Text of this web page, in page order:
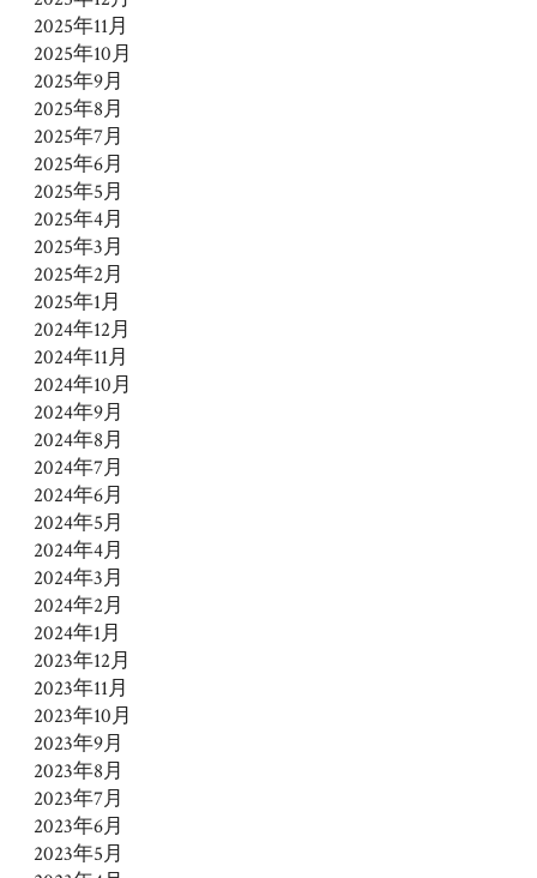
2025年11月
2025年10月
2025年9月
2025年8月
2025年7月
2025年6月
2025年5月
2025年4月
2025年3月
2025年2月
2025年1月
2024年12月
2024年11月
2024年10月
2024年9月
2024年8月
2024年7月
2024年6月
2024年5月
2024年4月
2024年3月
2024年2月
2024年1月
2023年12月
2023年11月
2023年10月
2023年9月
2023年8月
2023年7月
2023年6月
2023年5月